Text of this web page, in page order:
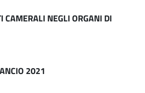
CAMERALI NEGLI ORGANI DI
2021